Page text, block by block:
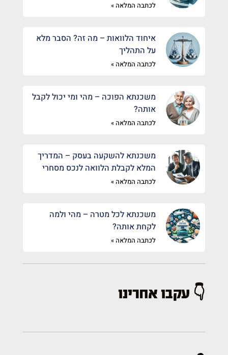
לכתבה המלאה »
איחוד הלוואות – מה זה? הסבר מלא
על התהליך
לכתבה המלאה »
משכנתא הפוכה – מהי ומי יכול לקבל
אותה?
לכתבה המלאה »
משכנתא להשקעה בעסק – המדריך
המלא לקבלת הלוואה לנכס מסחרי
לכתבה המלאה »
משכנתא לכל מטרה – מהי ולמה
לקחת אותה?
לכתבה המלאה »
👇 עקבו אחרינו